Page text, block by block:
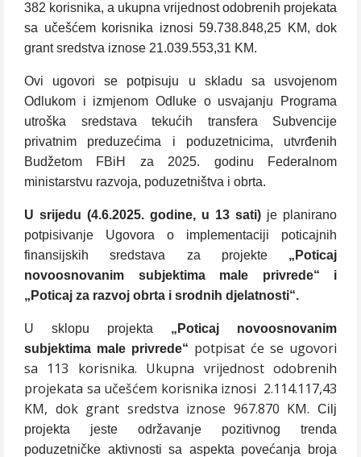
382 korisnika, a ukupna vrijednost odobrenih projekata
sa učešćem korisnika iznosi 59.738.848,25 KM, dok
grant sredstva iznose 21.039.553,31 KM.
Ovi ugovori se potpisuju u skladu sa usvojenom
Odlukom i izmjenom Odluke o usvajanju Programa
utroška sredstava tekućih transfera Subvencije
privatnim preduzećima i poduzetnicima, utvrđenih
Budžetom FBiH za 2025. godinu Federalnom
ministarstvu razvoja, poduzetništva i obrta.
U srijedu (4.6.2025. godine, u 13 sati) je planirano
potpisivanje Ugovora o implementaciji poticajnih
finansijskih sredstava za projekte „Poticaj
novoosnovanim subjektima male privrede“ i
„Poticaj za razvoj obrta i srodnih djelatnosti“.
U sklopu projekta „Poticaj novoosnovanim
subjektima male privrede“ potpisat će se ugovori
sa 113 korisnika. Ukupna vrijednost odobrenih
projekata sa učešćem korisnika iznosi 2.114.117,43
KM, dok grant sredstva iznose 967.870 KM.
Cilj
projekta jeste održavanje pozitivnog trenda
poduzetničke aktivnosti sa aspekta povećanja broja